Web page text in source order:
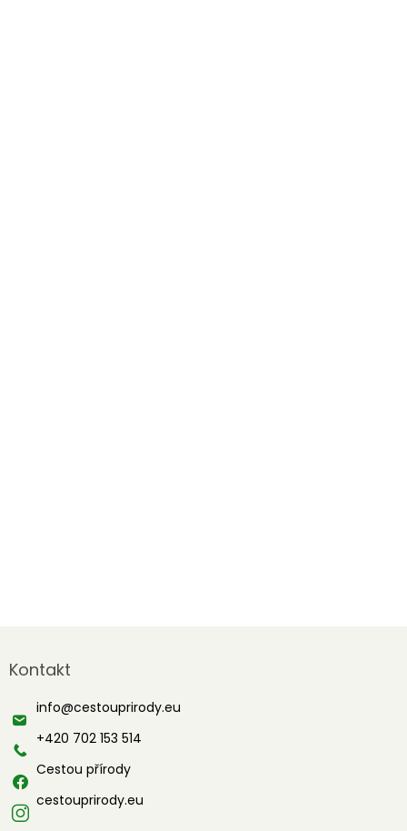
p
t
Kontakt
info@cestouprirody.eu
+420 702 153 514
Cestou přírody
cestouprirody.eu